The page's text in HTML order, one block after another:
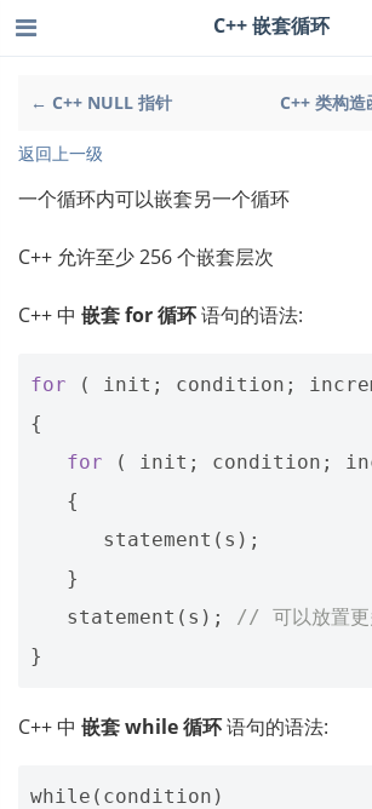
← C++ NULL 指针 C++ 类构
C++ 嵌套循环
返回上一级
一个循环内可以嵌套另一个循环
C++ 允许至少 256 个嵌套层次
C++ 中 嵌套 for 循环语句的语法:
for ( init ; condition ;
{
for
( init ; condition ;
{
statement ( s );
}
statement ( s );
// 可以放置更
}
C++ 中 嵌套 while 循环语句的语法:
while(condition)